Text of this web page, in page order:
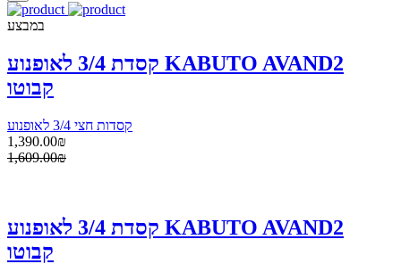
במבצע
קסדת 3/4 לאופנוע KABUTO AVAND2
קבוטו
קסדות חצי 3/4 לאופנוע
1,390.00₪
1,609.00₪
קסדת 3/4 לאופנוע KABUTO AVAND2
קבוטו